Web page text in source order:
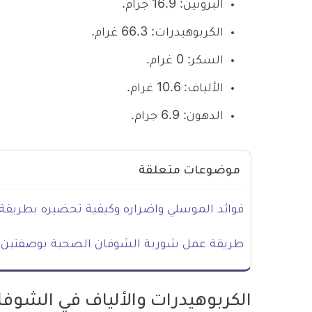
البروتين: 16.9 جرام.
الكربوهيدرات: 66.3 غرام.
السكر: 0 غرام.
الألياف: 10.6 غرام.
الدهون: 6.9 جرام.
موضوعات متعلقة
فوائد الموسلي واضراره وكيفية تحضيره
طريقة عمل شوربة الشوفان الصحية بوصفتين
الكربوهيدرات والألياف في